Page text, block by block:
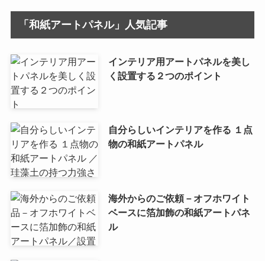
「和紙アートパネル」人気記事
インテリア用アートパネルを美し
く設置する２つのポイント
自分らしいインテリアを作る １点
物の和紙アートパネル
海外からのご依頼－オフホワイト
ベースに箔加飾の和紙アートパネ
ル